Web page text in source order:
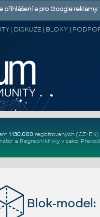
| DISKUZE | BLOKY |
1.130.000registrovaných (CZ+EN)
a Regresní křivkyv sekci
Blok-
a pro Google